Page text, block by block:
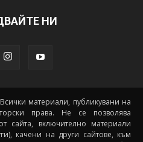
НИ
материали, публикувани на
права. Не се позволява
сайта, включително материали
качени на други сайтове, към